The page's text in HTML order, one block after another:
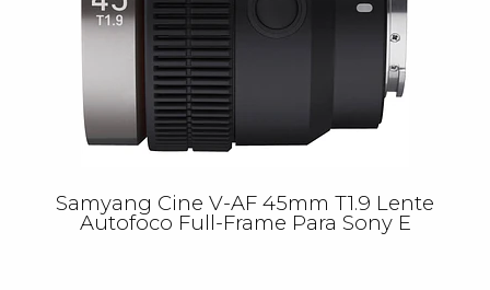
Samyang Cine V-AF 45mm T1.9 Lente
Autofoco Full-Frame Para Sony E